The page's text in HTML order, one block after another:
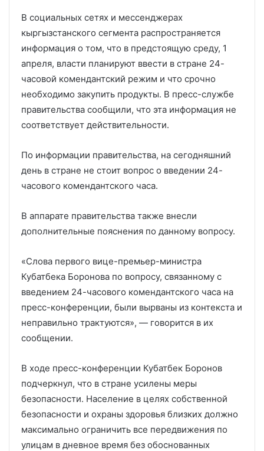
В социальных сетях и мессенджерах
кыргызстанского сегмента распространяется
информация о том, что в предстоящую среду, 1
апреля, власти планируют ввести в стране 24-
часовой комендантский режим и что срочно
необходимо закупить продукты. В пресс-службе
правительства сообщили, что эта информация не
соответствует действительности.
По информации правительства, на сегодняшний
день в стране не стоит вопрос о введении 24-
часового комендантского часа.
В аппарате правительства также внесли
дополнительные пояснения по данному вопросу.
«Слова первого вице-премьер-министра
Кубатбека Боронова по вопросу, связанному с
введением 24-часового комендантского часа на
пресс-конференции, были вырваны из контекста и
неправильно трактуются», — говорится в их
сообщении.
В ходе пресс-конференции Кубатбек Боронов
подчеркнул, что в стране усилены меры
безопасности. Население в целях собственной
безопасности и охраны здоровья близких должно
максимально ограничить все передвижения по
улицам в дневное время без обоснованных